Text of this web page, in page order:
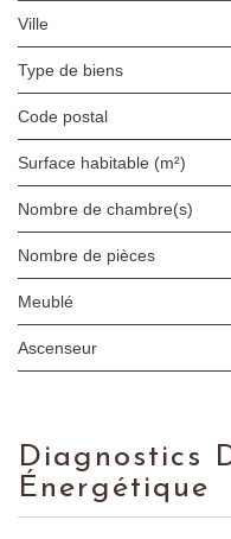
Ville
Type de biens
Code postal
Surface habitable (m²)
Nombre de chambre(s)
Nombre de pièces
Meublé
Ascenseur
Diagnostics De Performance
Énergétique